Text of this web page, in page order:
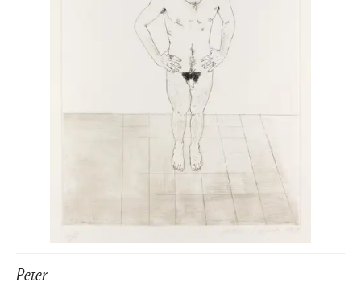
Peter